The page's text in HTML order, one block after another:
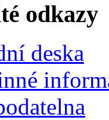
odkazy
deska